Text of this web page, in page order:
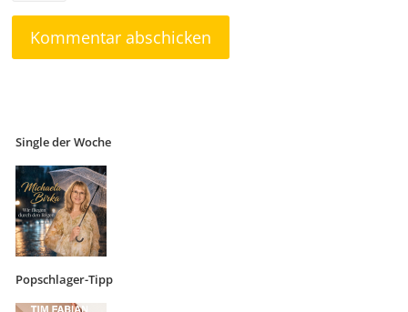
Single der Woche
Popschlager-Tipp